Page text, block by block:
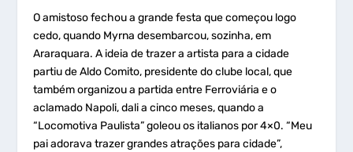
O amistoso fechou a grande festa que começou logo
cedo, quando Myrna desembarcou, sozinha, em
Araraquara. A ideia de trazer a artista para a cidade
partiu de Aldo Comito, presidente do clube local, que
também organizou a partida entre Ferroviária e o
aclamado Napoli, dali a cinco meses, quando a
“Locomotiva Paulista” goleou os italianos por 4×0. “Meu
pai adorava trazer grandes atrações para cidade”,